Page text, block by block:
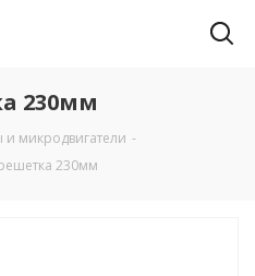
230мм
и микродвигатели -
230мм